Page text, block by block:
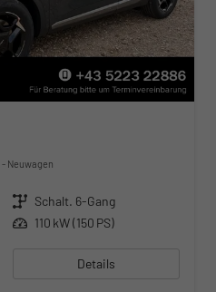
Neuwagen
Getriebe Schalt. 6-Gang
Leistung 110 kW (150 PS)
Details